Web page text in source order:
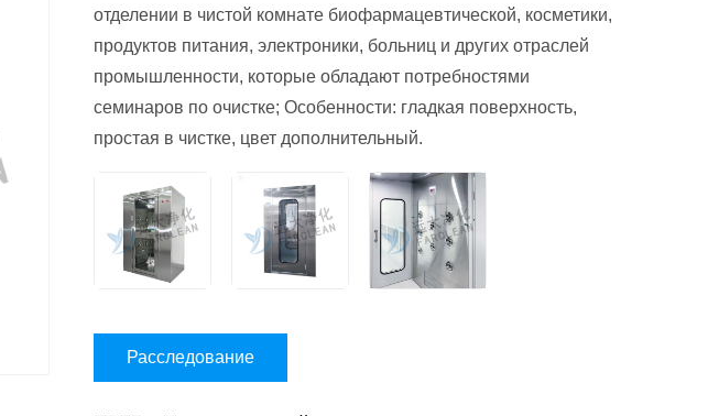
отделении в чистой комнате биофармацевтической, косметики,
продуктов питания, электроники, больниц и других отраслей
промышленности, которые обладают потребностями
семинаров по очистке; Особенности: гладкая поверхность,
простая в чистке, цвет дополнительный.
Расследование